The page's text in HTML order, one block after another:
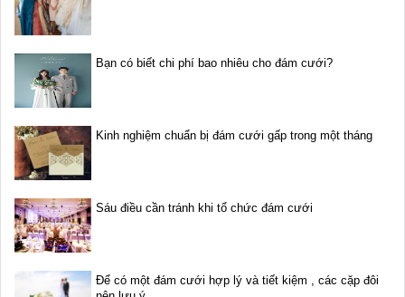
Bạn có biết chi phí bao nhiêu cho đám cưới?
Kinh nghiệm chuẩn bị đám cưới gấp trong một tháng
Sáu điều cần tránh khi tổ chức đám cưới
Để có một đám cưới hợp lý và tiết kiệm , các cặp đôi